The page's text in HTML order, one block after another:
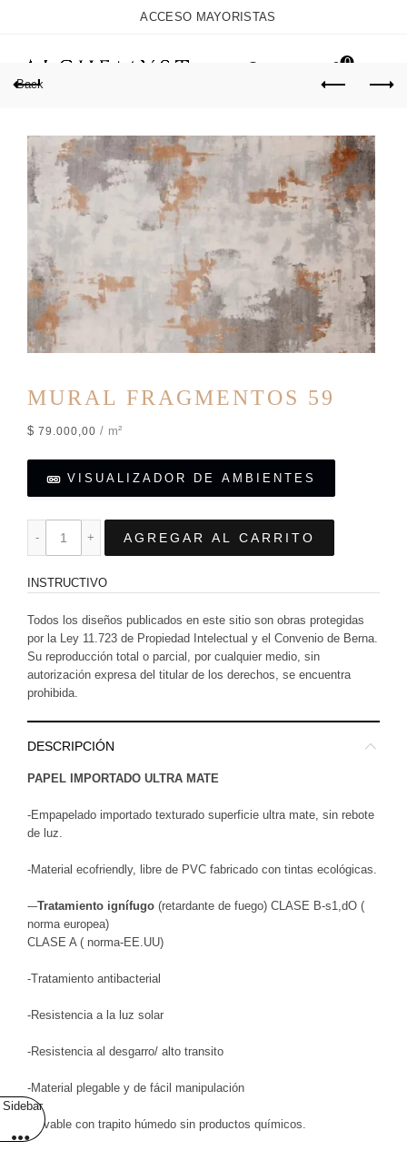
ACCESO MAYORISTAS
0
Back
MURAL FRAGMENTOS 59
$ 79.000,00 / m²
VISUALIZADOR DE AMBIENTES
AGREGAR AL CARRITO
INSTRUCTIVO
Todos los diseños publicados en este sitio son obras protegidas
por la Ley 11.723 de Propiedad Intelectual y el Convenio de Berna.
Su reproducción total o parcial, por cualquier medio, sin
autorización expresa del titular de los derechos, se encuentra
prohibida.
DESCRIPCIÓN
PAPEL IMPORTADO ULTRA MATE
-Empapelado importado texturado superficie ultra mate, sin rebote
de luz.
-Material ecofriendly, libre de PVC fabricado con tintas ecológicas.
-–Tratamiento ignífugo (retardante de fuego) CLASE B-s1,dO (
norma europea)
CLASE A ( norma-EE.UU)
-Tratamiento antibacterial
-Resistencia a la luz solar
-Resistencia al desgarro/ alto transito
-Material plegable y de fácil manipulación
-Lavable con trapito húmedo sin productos químicos.
Sidebar